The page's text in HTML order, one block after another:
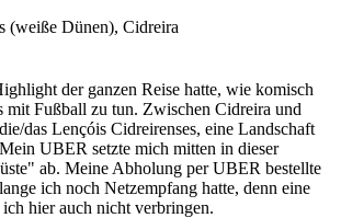
(weiße Dünen), Cidreira
der ganzen Reise hatte, wie komisch
mit Fußball zu tun. Zwischen Cidreira und
das Lençóis Cidreirenses, eine Landschaft
UBER setzte mich mitten in dieser
ab. Meine Abholung per UBER bestellte
ich noch Netzempfang hatte, denn eine
hier auch nicht verbringen.